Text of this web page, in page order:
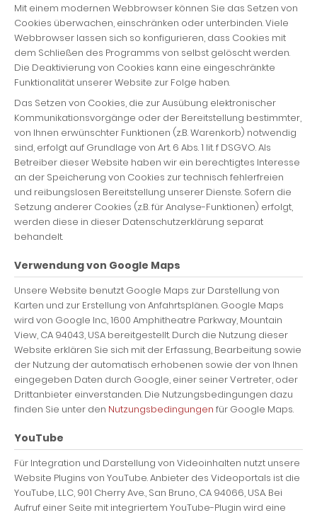
Mit einem modernen Webbrowser können Sie das Setzen von
Cookies überwachen, einschränken oder unterbinden. Viele
Webbrowser lassen sich so konfigurieren, dass Cookies mit
dem Schließen des Programms von selbst gelöscht werden.
Die Deaktivierung von Cookies kann eine eingeschränkte
Funktionalität unserer Website zur Folge haben.
Das Setzen von Cookies, die zur Ausübung elektronischer
Kommunikationsvorgänge oder der Bereitstellung bestimmter,
von Ihnen erwünschter Funktionen (z.B. Warenkorb) notwendig
sind, erfolgt auf Grundlage von Art. 6 Abs. 1 lit. f DSGVO. Als
Betreiber dieser Website haben wir ein berechtigtes Interesse
an der Speicherung von Cookies zur technisch fehlerfreien
und reibungslosen Bereitstellung unserer Dienste. Sofern die
Setzung anderer Cookies (z.B. für Analyse-Funktionen) erfolgt,
werden diese in dieser Datenschutzerklärung separat
behandelt.
Verwendung von Google Maps
Unsere Website benutzt Google Maps zur Darstellung von
Karten und zur Erstellung von Anfahrtsplänen. Google Maps
wird von Google Inc., 1600 Amphitheatre Parkway, Mountain
View, CA 94043, USA bereitgestellt. Durch die Nutzung dieser
Website erklären Sie sich mit der Erfassung, Bearbeitung sowie
der Nutzung der automatisch erhobenen sowie der von Ihnen
eingegeben Daten durch Google, einer seiner Vertreter, oder
Drittanbieter einverstanden. Die Nutzungsbedingungen dazu
finden Sie unter den Nutzungsbedingungen für Google Maps.
YouTube
Für Integration und Darstellung von Videoinhalten nutzt unsere
Website Plugins von YouTube. Anbieter des Videoportals ist die
YouTube, LLC, 901 Cherry Ave., San Bruno, CA 94066, USA. Bei
Aufruf einer Seite mit integriertem YouTube-Plugin wird eine